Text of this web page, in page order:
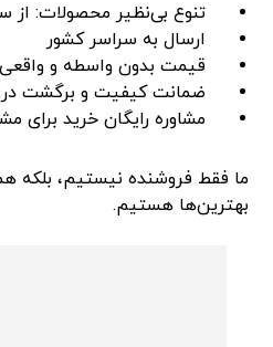
تنوع بی‌نظیر محصولات: از
ارسال به سراسر کشور
قیمت بدون واسطه و واقعی
ضمانت کیفیت و برگشت
مشاوره رایگان خرید برای
ما فقط فروشنده نیستیم، بلکه
بهترین‌ها هستیم.